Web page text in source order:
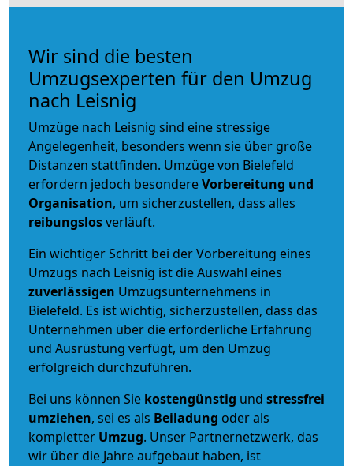
Wir sind die besten
Umzugsexperten für den Umzug
nach Leisnig
Umzüge nach Leisnig sind eine stressige
Angelegenheit, besonders wenn sie über große
Distanzen stattfinden. Umzüge von Bielefeld
erfordern jedoch besondereVorbereitung und
Organisation, um sicherzustellen, dass alles
reibungslosverläuft.
Ein wichtiger Schritt bei der Vorbereitung eines
Umzugs nach Leisnig ist die Auswahl eines
zuverlässigen Umzugsunternehmens in
Bielefeld. Es ist wichtig, sicherzustellen, dass das
Unternehmen über die erforderliche Erfahrung
und Ausrüstung verfügt, um den Umzug
erfolgreich durchzuführen.
Bei uns können Sie kostengünstig und stressfrei
umziehen, sei es als Beiladung oder als
kompletter Umzug. Unser Partnernetzwerk, das
wir über die Jahre aufgebaut haben, ist